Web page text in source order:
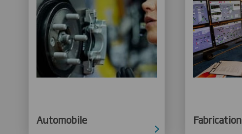
Automobile Fabrication